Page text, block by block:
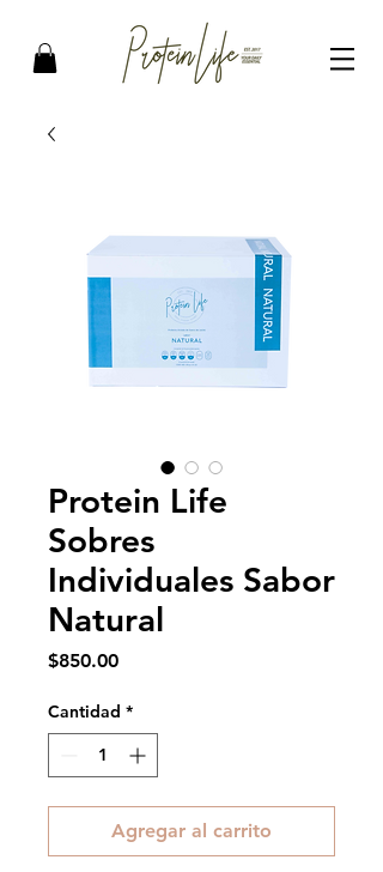
Protein Life
Sobres
Individuales Sabor
Natural
$850.00Precio
Cantidad *
Agregar al carrito